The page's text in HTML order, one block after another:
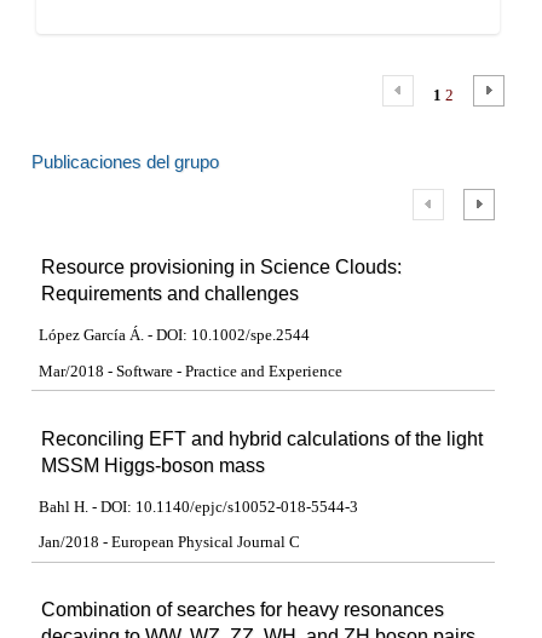
1 2
Publicaciones del grupo
Resource provisioning in Science Clouds:
Requirements and challenges
López García Á. - DOI: 10.1002/spe.2544
Mar/2018 - Software - Practice and Experience
Reconciling EFT and hybrid calculations of the light
MSSM Higgs-boson mass
Bahl H. - DOI: 10.1140/epjc/s10052-018-5544-3
Jan/2018 - European Physical Journal C
Combination of searches for heavy resonances